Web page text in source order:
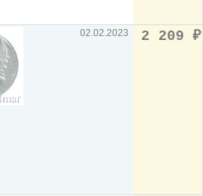
02.02.2023 2 209 ₽